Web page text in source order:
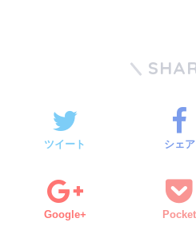
ツイート シェア
Google+ Pocket